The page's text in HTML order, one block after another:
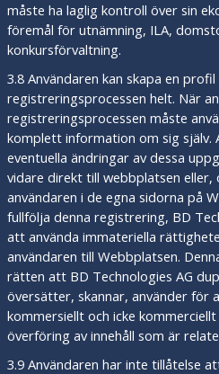
måste ha laglig kontroll över sin
föremål för utnämning, ILA,
konkursförvaltning.
3.8 Användaren kan skapa en
registreringsprocessen helt. När
registreringsprocessen måste
komplett information om sig själv.
eventuella ändringar av dessa
vidare direkt till webbplatsen
användaren i de egna sidorna på
fullfölja denna registrering, BD
att använda immateriella
användaren till Webbplatsen.
rätten att BD Technologies AG
översätter, skannar, använder för
kommersiellt och icke
överföring av innehåll som är
3.9 Användaren har inte tillåtelse